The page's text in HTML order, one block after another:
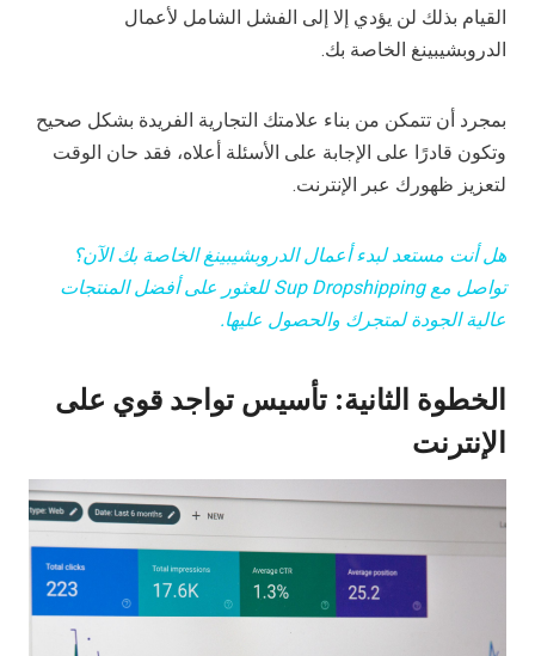
القيام بذلك لن يؤدي إلا إلى الفشل الشامل لأعمال
الدروبشيبينغ الخاصة بك.
بمجرد أن تتمكن من بناء علامتك التجارية الفريدة بشكل صحيح
وتكون قادرًا على الإجابة على الأسئلة أعلاه، فقد حان الوقت
لتعزيز ظهورك عبر الإنترنت.
هل أنت مستعد لبدء أعمال الدروبشيبينغ الخاصة بك الآن؟
تواصل مع Sup Dropshipping للعثور على أفضل المنتجات
عالية الجودة لمتجرك والحصول عليها.
الخطوة الثانية: تأسيس تواجد قوي على
الإنترنت